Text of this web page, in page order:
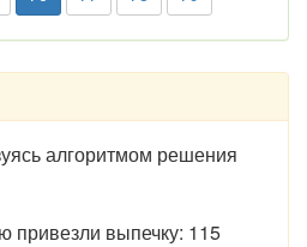
алгоритмом решения
привезли выпечку: 115